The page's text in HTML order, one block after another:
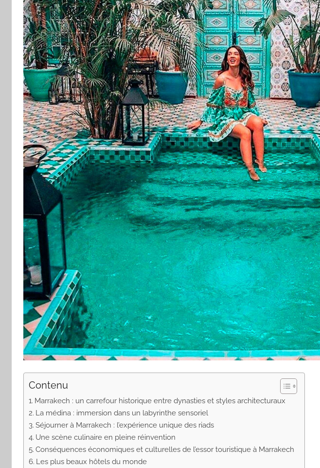
Contenu
Marrakech : un carrefour historique entre dynasties et styles architecturaux
La médina : immersion dans un labyrinthe sensoriel
Séjourner à Marrakech : l’expérience unique des riads
Une scène culinaire en pleine réinvention
Conséquences économiques et culturelles de l’essor touristique à Marrakech
Les plus beaux hôtels du monde